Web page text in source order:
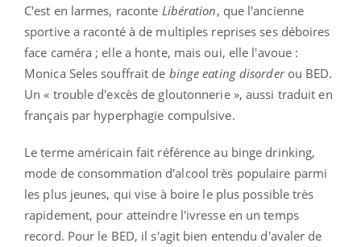
C'est en larmes, raconte Libération, que l'ancienne
sportive a raconté à de multiples reprises ses déboires
face caméra ; elle a honte, mais oui, elle l'avoue :
Monica Seles souffrait de binge eating disorderou BED.
Un « trouble d'excès de gloutonnerie », aussi traduit en
français par hyperphagie compulsive.
Le terme américain fait référence au binge drinking,
mode de consommation d'alcool très populaire parmi
les plus jeunes, qui vise à boire le plus possible très
rapidement, pour atteindre l'ivresse en un temps
record. Pour le BED, il s'agit bien entendu d'avaler de